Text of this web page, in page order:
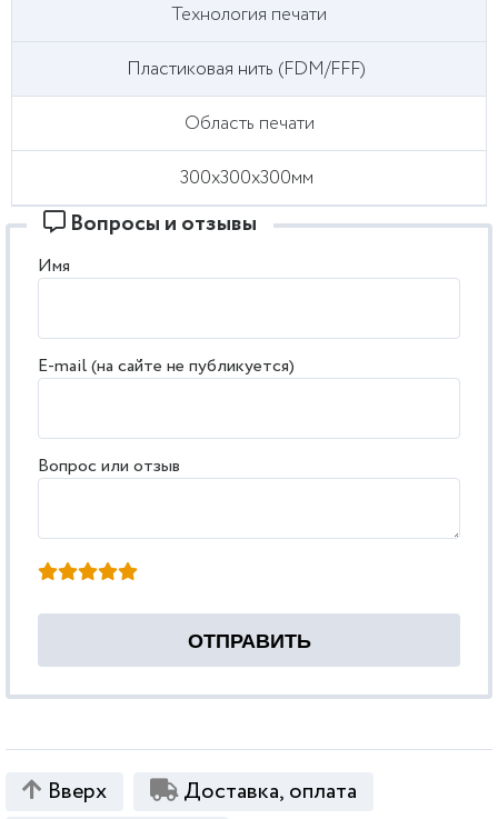
Технология печати
Пластиковая нить (FDM/FFF)
Область печати
300x300x300мм
Вопросы и отзывы
Имя
E-mail (на сайте не публикуется)
Вопрос или отзыв
Вверх
Доставка, оплата